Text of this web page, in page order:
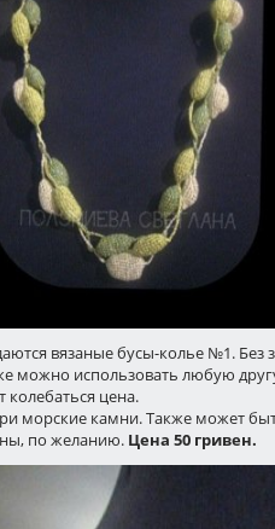
вязаные бусы-колье №1. Без
можно использовать любую
колебаться цена.
морские камни. Также может
по желанию. Цена 50 гривен.